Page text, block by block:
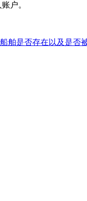
户。
舶是否存在以及是否